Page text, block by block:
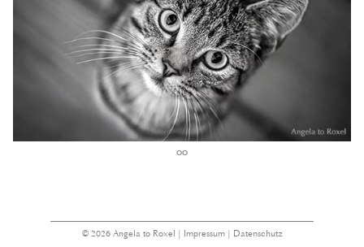
oo
© 2026 Angela to Roxel | Impressum| Datenschutz